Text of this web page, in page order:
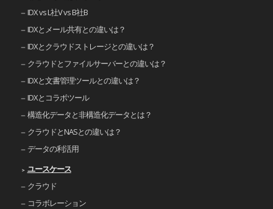
IDX vs L社V vs B社B
IDXとメール共有との違いは？
IDXとクラウドストレージとの違いは？
クラウドとファイルサーバーとの違いは？
IDXと文書管理ツールとの違いは？
IDXとコラボツール
構造化データと非構造化データとは？
クラウドとNASとの違いは？
データの利活用
ユースケース
クラウド
コラボレーション